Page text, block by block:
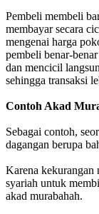
Pembeli membeli
membayar secara
mengenai harga
pembeli benar-
dan mencicil
sehingga transaksi
Contoh Akad
Sebagai contoh,
dagangan berupa
Karena kekurangan
syariah untuk
akad murabahah.